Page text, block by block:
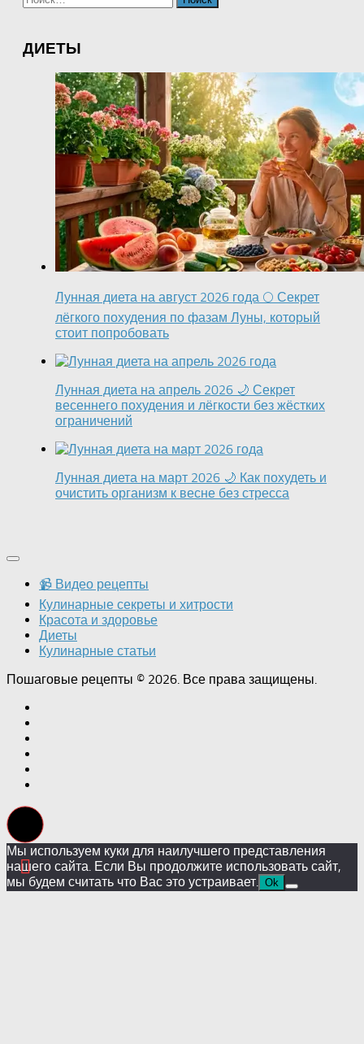
ДИЕТЫ
Лунная диета на август 2026 года 🌕 Секрет
лёгкого похудения по фазам Луны, который
стоит попробовать
Лунная диета на апрель 2026 🌙 Секрет
весеннего похудения и лёгкости без жёстких
ограничений
Лунная диета на март 2026 🌙 Как похудеть и
очистить организм к весне без стресса
📹 Видео рецепты
Кулинарные секреты и хитрости
Красота и здоровье
Диеты
Кулинарные статьи
Пошаговые рецепты © 2026. Все права защищены.
Мы используем куки для наилучшего представления
нашего сайта. Если Вы продолжите использовать сайт,
мы будем считать что Вас это устраивает. Ok